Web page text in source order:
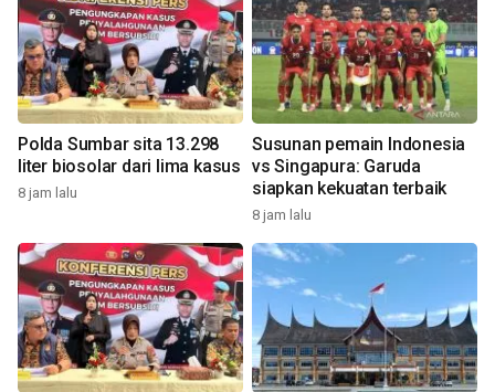
Polda Sumbar sita 13.298
liter biosolar dari lima kasus
8 jam lalu
Susunan pemain Indonesia
vs Singapura: Garuda
siapkan kekuatan terbaik
8 jam lalu